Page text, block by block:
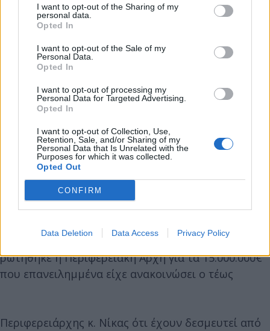
I want to opt-out of the Sharing of my
personal data.
Opted In
I want to opt-out of the Sale of my
Personal Data.
Opted In
I want to opt-out of processing my
Personal Data for Targeted Advertising.
Opted In
I want to opt-out of Collection, Use,
Retention, Sale, and/or Sharing of my
Personal Data that Is Unrelated with the
Purposes for which it was collected.
Opted Out
CONFIRM
Data Deletion Data Access Privacy Policy
παρατάξεις της Αντιπολίτευσης, αποδεικνύοντας
για ακόμη μία φορά ότι λειτουργεί ως «έμμισθος
Πελοπόννησο στον μαρασμό και στην απομόνωση.
Αξίζει να σημειωθεί ότι από την τοποθέτηση του κ.
Πτωχού προέκυψε ξεκάθαρα ότι δεν είναι στις
προτεραιότητες της Περιφερειακής Αρχής η
επαναλειτουργία του σιδηροδρόμου και φυσικά
πως δεν υπάρχει κανένας σχεδιασμός προς αυτή
την κατεύθυνση!
Σκηνές «απείρου κάλλους» παρακολουθήσαμε όταν
ρωτήθηκε η Περιφερειακή Αρχή για τα 15.000.000€
που επανειλημμένα είχε ανακοινώσει ο τέως
Περιφερειάρχης κ. Νίκας ότι έχουν δεσμευτεί από